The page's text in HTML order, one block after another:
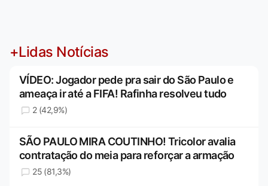
+Lidas Notícias
VÍDEO: Jogador pede pra sair do São Paulo e
ameaça ir até a FIFA! Rafinha resolveu tudo
2 (42,9%)
SÃO PAULO MIRA COUTINHO! Tricolor avalia
contratação do meia para reforçar a armação
25 (81,3%)